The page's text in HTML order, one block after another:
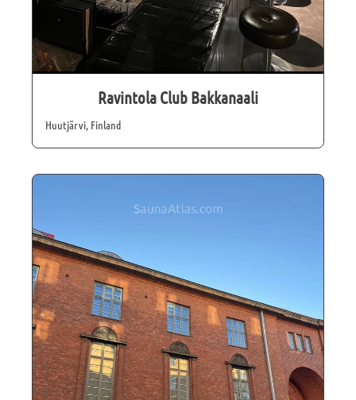
Ravintola Club Bakkanaali
Huutjärvi, Finland